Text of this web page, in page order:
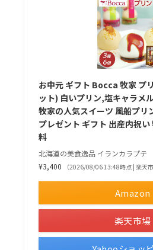
お中元 ギフト Bocca 牧家 プ
ット) 白いプリン,塩キャラメ
牧家の人気スイーツ 風船プリ
プレゼント ギフト 出産内祝
料
北海道の美食逸品 イランカラプテ
¥3,400
（2026/08/06 13:48時点 | 楽天市
Amazon
楽天市場